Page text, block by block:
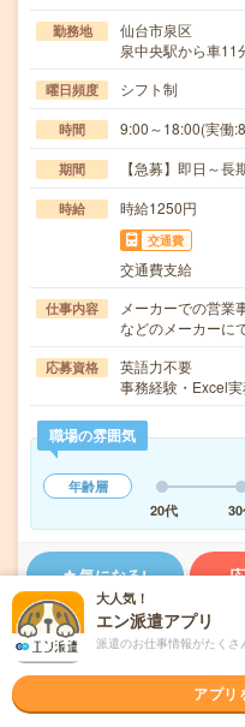
勤務地
仙台市泉区
泉中央駅から車11
曜日頻度 シフト制
時間 9:00～18:00(実働
期間 【急募】即日～長
時給 時給1250円
交通費
交通費支給
仕事内容
メーカーでの営業
などのメーカー
応募資格
英語力不要
事務経験・Excel
職場の雰囲気
年齢層
20代
気になる!
派遣会社
大人気！
エン派遣アプリ
派遣のお仕事情報がたくさ
アプリ